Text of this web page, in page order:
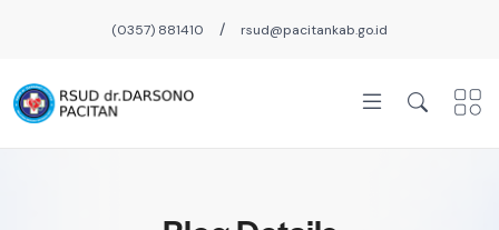
(0357) 881410 / rsud@pacitankab.go.id